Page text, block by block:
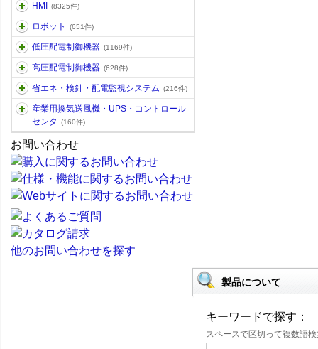
HMI (8325件)
ロボット (651件)
低圧配電制御機器 (1169件)
高圧配電制御機器 (628件)
省エネ・検針・配電監視システム (216件)
産業用換気送風機・UPS・コントロール
センタ
(160件)
お問い合わせ
他のお問い合わせを探す
製品について
キーワードで探す：
スペースで区切って複数語